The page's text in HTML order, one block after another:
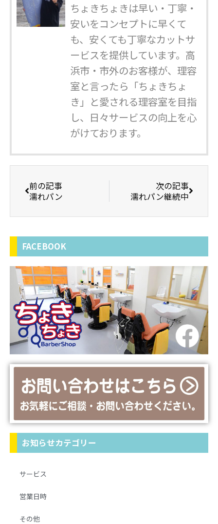
ちょきちょきは早い・丁寧・
安いをコンセプトに早くて
も、安くても丁寧なカットサ
ービスを提供しています。高
浜市・市外のお客様が、理容
室と言ったら「ちょきちょ
き」と愛される理容室を目指
し、日々サービスの向上を心
がけております。
前の記事
濡れパン
次の記事
濡れパン継続中
FACEBOOK
お知らせカテゴリー
サービス
営業日時
その他